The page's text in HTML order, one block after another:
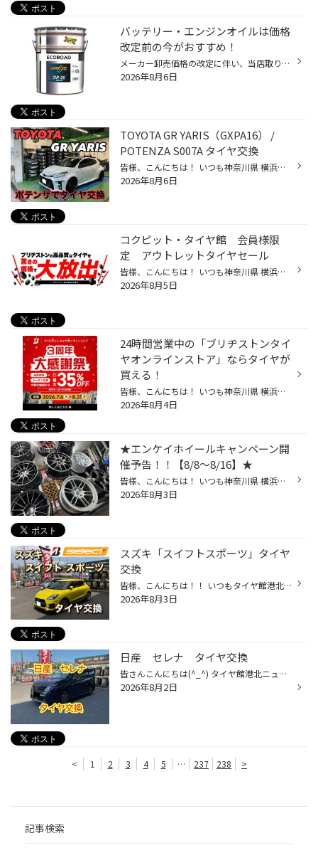
バッテリー・エンジンオイルは価格
改定前の今がおすすめ！
メーカー卸売価格の改定に伴い、当店取り扱いの一部のバッテリー・エンジンオイルの価格改定を 9/1より随時実施させていただきます。 現状の価格改定前の価格での対応については、各製品の値上がり前日までの作業実施が対象となっております。 夏休みでお出かけ予定の方や車検に向けて、そろそろ交...
2026年8月6日
TOYOTA GR YARIS（GXPA16） /
POTENZA S007A タイヤ交換
皆様、こんにちは！ いつも神奈川県 横浜市 都筑区 タイヤ館 港北ニュータウン店のWebを御覧の皆様ありがとうございます♪ タイヤ館は、あなたの町の "タイヤ専門店"です。 TOYOTA GR YARIS (GXPA16) 作業内容 タイヤの溝は残っていそうですが タイヤの内側が残溝少なくなっており タイヤ交換となり...
2026年8月6日
コクピット・タイヤ館 会員様限
定 アウトレットタイヤセール
皆様、こんにちは！ いつも神奈川県 横浜市 都筑区 タイヤ館 港北ニュータウン店のWebを御覧の皆様ありがとうございます♪ タイヤ館は、あなたの町の "タイヤ専門店"です。 会員様限定シークレットサイト 当サイトでは、メールアドレスをご登録いただいた「会員様限定」でブリヂストンが運営するタイ...
2026年8月5日
24時間営業中の「ブリヂストンタイ
ヤオンラインストア」ならタイヤが
買える！
皆様、こんにちは！ いつも神奈川県 横浜市 都筑区 タイヤ館 港北ニュータウン店のWebを御覧の皆様ありがとうございます♪ タイヤ館は、あなたの町の "タイヤ専門店"です。 ただいまブリヂストンタイヤオンラインストア3周年大感謝祭 開催中です！ 詳しくはこちらから タイヤ館アプリダウンロード LI...
2026年8月4日
★エンケイホイールキャンペーン開
催予告！！【8/8～8/16】★
皆様、こんにちは！ いつも神奈川県 横浜市 都筑区 タイヤ館 港北ニュータウン店のWebを御覧の皆様ありがとうございます♪ タイヤ館は、あなたの町の "タイヤ専門店"です。 ※ブリヂストングループ店でのキャンペーン時イメージ 【ENKEIホイール】キャンペーン8/8より開催！！ 開催期間【8/8～8/16】 ...
2026年8月3日
スズキ「スイフトスポーツ」タイヤ
交換
皆様、こんにちは！！ いつもタイヤ館港北ニュータウン店のホームページをご覧いただきありがとうございます！！ 本日はタイヤ交換のご紹介です！ 今回タイヤを交換した車両は、スズキ「スイフトスポーツ」です！ オンラインストアにてタイヤをご購入いただき、取り付け作業のためご来店いただきま...
2026年8月3日
日産 セレナ タイヤ交換
皆さんこんにちは(^_^) タイヤ館港北ニュータウン店のホームページをご覧頂き有難う御座います(^_^)/ タイヤ交換のご案内です(^O^)／ 今回紹介する車両は 『日産 セレナ』です！ 交換前のタイヤは タイヤのセンター部分が１番減っていて スリップサインまで残り１ｍｍ弱しか残っていませんでした。 ...
2026年8月2日
< 1 2 3 4 5 … 237 238 >
記事検索